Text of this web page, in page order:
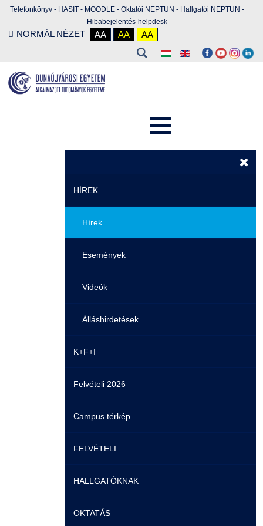
Telefonkönyv - HASIT - MOODLE - Oktatói NEPTUN - Hallgatói NEPTUN -
Hibabejelentés-helpdesk
NORMÁL NÉZET AA AA AA
HÍREK
Hírek
Események
Videók
Álláshirdetések
K+F+I
Felvételi 2026
Campus térkép
FELVÉTELI
Pontozási rendszer szabályai
Felvetteknek
HALLGATÓKNAK
Képzéseink
OKTATÁS